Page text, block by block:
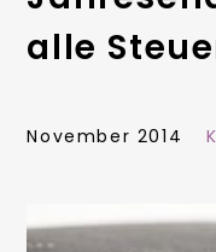
alle
November 2014